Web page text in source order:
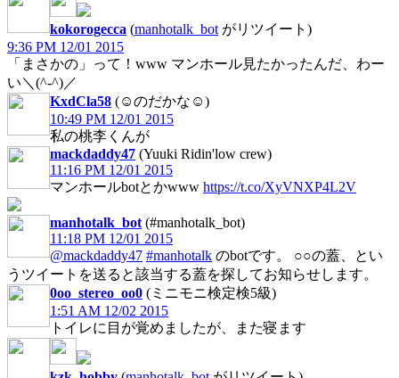
kokorogecca (manhotalk_bot がリツイート)
9:36 PM 12/01 2015
「まさかの」って！www マンホール見たかったんだ、わー
い＼(^-^)／
KxdCla58 (☺︎のだかな☺︎)
10:49 PM 12/01 2015
私の桃李くんが
mackdaddy47 (Yuuki Ridin'low crew)
11:16 PM 12/01 2015
マンホールbotとかwww https://t.co/XyVNXP4L2V
manhotalk_bot (#manhotalk_bot)
11:18 PM 12/01 2015
@mackdaddy47 #manhotalk のbotです。 ○○の蓋、とい
うツイートを送ると該当する蓋を探してお知らせします。
0oo_stereo_oo0 (ミニモニ検定検5級)
1:51 AM 12/02 2015
トイレに目が覚めましたが、また寝ます